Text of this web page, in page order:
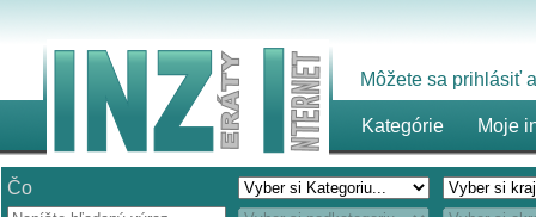
Môžete sa prihlásiť
Kategórie Moje
Čo